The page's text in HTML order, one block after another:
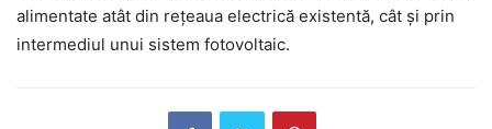
alimentate atât din rețeaua electrică existentă, cât și prin
intermediul unui sistem fotovoltaic.